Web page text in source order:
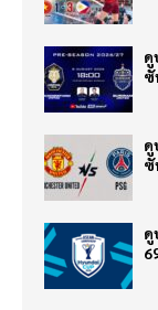
ดู
ซั่
ดู
ซั่
ดู